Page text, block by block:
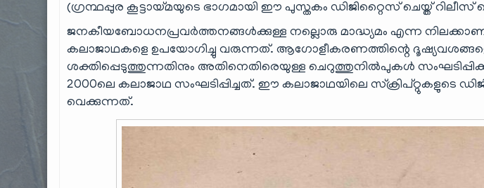
(ഗ്രന്ഥപ്പുര കൂട്ടായ്മയുടെ ഭാഗമായി ഈ പുസ്തകം ഡിജിറ്റൈസ് ചെയ്ത് റിലീസ്
ജനകീയബോധനപ്രവർത്തനങ്ങൾക്കുള്ള നല്ലൊരു മാദ്ധ്യമം എന്ന നിലക്കാണ്
കലാജാഥകളെ ഉപയോഗിച്ചു വരുന്നത്. ആഗോളീകരണത്തിന്റെ ദൂഷ്യവശങ്ങളെ
ശക്തിപ്പെടുത്തുന്നതിനും അതിനെതിരെയുള്ള ചെറുത്തുനിൽപുകൾ
2000ലെ കലാജാഥ സംഘടിപ്പിച്ചത്. ഈ കലാജാഥയിലെ സ്ക്രിപ്റ്റുകളുടെ
വെക്കുന്നത്.